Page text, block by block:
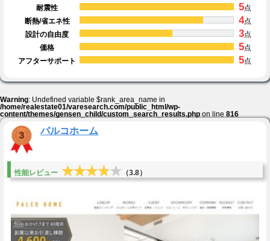
耐震性 5点
断熱/省エネ性
4点
設計の自由度
3点
価格
5点
アフターサポート
5点
Warning: Undefined variable $rank_area_name in
/home/realestate01/varesearch.com/public_html/wp-
content/themes/gensen_child/custom_search_results.php on line 816
パルコホーム
性能レビュー ★★★★★
★★★★★ （3.8）